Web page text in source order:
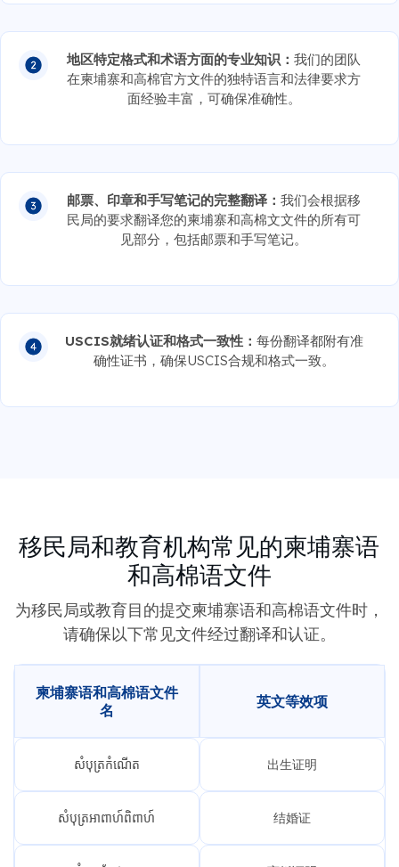
地区特定格式和术语方面的专业知识：我们的团队
在柬埔寨和高棉官方文件的独特语言和法律要求方
面经验丰富，可确保准确性。
邮票、印章和手写笔记的完整翻译：我们会根据移
民局的要求翻译您的柬埔寨和高棉文文件的所有可
见部分，包括邮票和手写笔记。
USCIS就绪认证和格式一致性： 每份翻译都附有准
确性证书，确保USCIS合规和格式一致。
移民局和教育机构常见的柬埔寨语
和高棉语文件
为移民局或教育目的提交柬埔寨语和高棉语文件时，
请确保以下常见文件经过翻译和认证。
柬埔寨语和高棉语文件
名
英文等效项
សំបុត្រកំណើត 出生证明
សំបុត្រអាពាហ៍ពិពាហ៍ 结婚证